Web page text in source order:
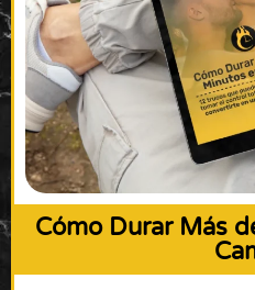
Cómo Durar Más